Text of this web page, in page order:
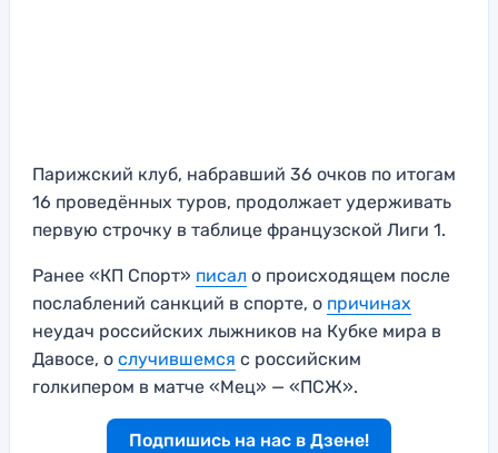
Парижский клуб, набравший 36 очков по итогам
16 проведённых туров, продолжает удерживать
первую строчку в таблице французской Лиги 1.
Ранее «КП Спорт» писал о происходящем после
послаблений санкций в спорте, о причинах
неудач российских лыжников на Кубке мира в
Давосе, о случившемся с российским
голкипером в матче «Мец» — «ПСЖ».
Подпишись на нас в Дзене!